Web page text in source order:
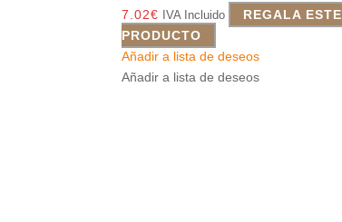
7.02€ IVA Incluido
REGALA ESTE
PRODUCTO
Añadir a lista de deseos
Añadir a lista de deseos